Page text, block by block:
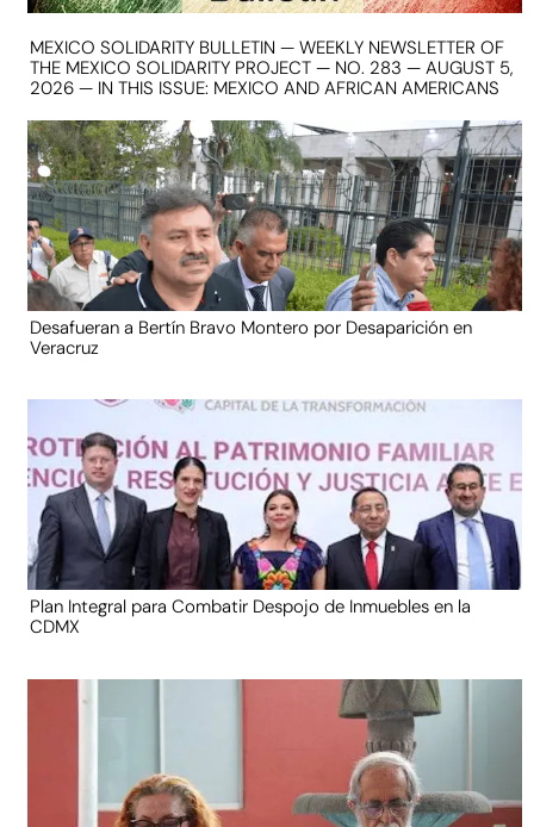
MEXICO SOLIDARITY BULLETIN — WEEKLY NEWSLETTER OF
THE MEXICO SOLIDARITY PROJECT — NO. 283 — AUGUST 5,
2026 — IN THIS ISSUE: MEXICO AND AFRICAN AMERICANS
Desafueran a Bertín Bravo Montero por Desaparición en
Veracruz
Plan Integral para Combatir Despojo de Inmuebles en la
CDMX